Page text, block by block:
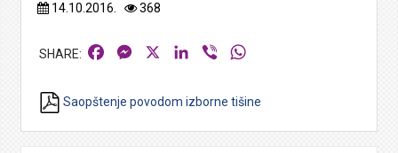
14.10.2016. 368
FacebookMessengerLinkedIn
Viber
Saopštenje povodom izborne tišine